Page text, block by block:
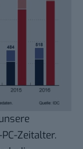
Zeitalter.